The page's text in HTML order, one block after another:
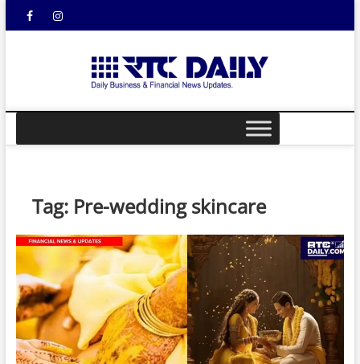
FacebookInstagram
DAILY
Tag: Pre-wedding skincare